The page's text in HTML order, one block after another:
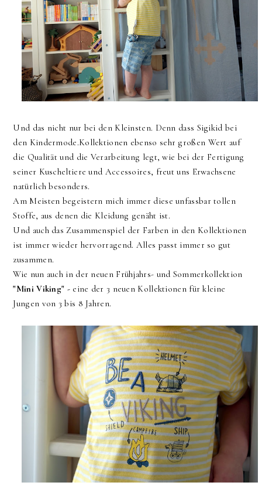
Und das nicht nur bei den Kleinsten. Denn dass Sigikid bei
den Kindermode.Kollektionen ebenso sehr großen Wert auf
die Qualität und die Verarbeitung legt, wie bei der Fertigung
seiner Kuscheltiere und Accessoires, freut uns Erwachsene
natürlich besonders.
Am Meisten begeistern mich immer diese unfassbar tollen
Stoffe, aus denen die Kleidung genäht ist.
Und auch das Zusammenspiel der Farben in den Kollektionen
ist immer wieder hervorragend. Alles passt immer so gut
zusammen.
Wie nun auch in der neuen Frühjahrs- und Sommerkollektion
"Mini Viking" -eine der 3 neuen Kollektionen für kleine
Jungen von 3 bis 8 Jahren.